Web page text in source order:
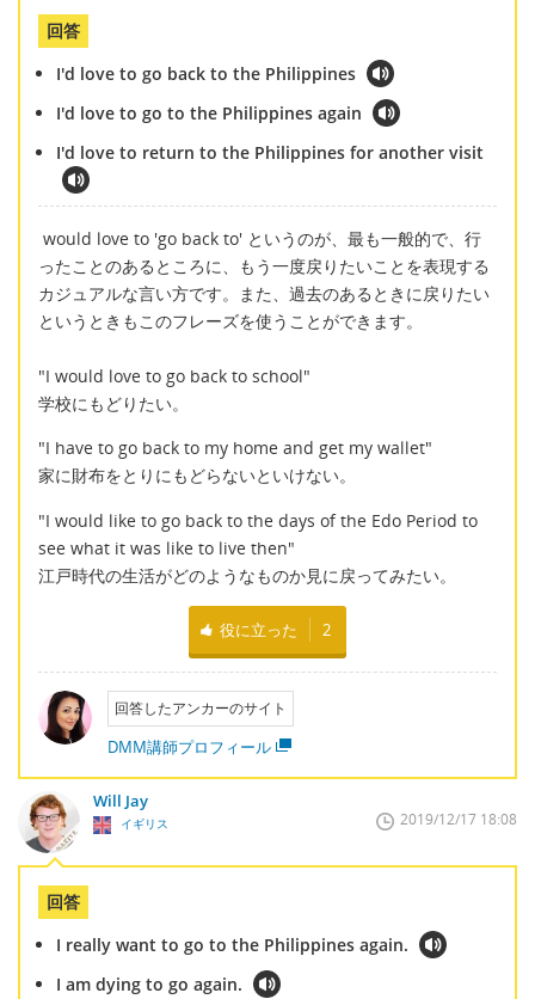
回答
I'd love to go back to the Philippines
I'd love to go to the Philippines again
I'd love to return to the Philippines for another visit
would love to 'go back to' というのが、最も一般的で、行
ったことのあるところに、もう一度戻りたいことを表現する
カジュアルな言い方です。また、過去のあるときに戻りたい
というときもこのフレーズを使うことができます。
"I would love to go back to school"
学校にもどりたい。
"I have to go back to my home and get my wallet"
家に財布をとりにもどらないといけない。
"I would like to go back to the days of the Edo Period to
see what it was like to live then"
江戸時代の生活がどのようなものか見に戻ってみたい。
役に立った 2
回答したアンカーのサイト
DMM講師プロフィール
Will Jay
イギリス 2019/12/17 18:08
回答
I really want to go to the Philippines again.
I am dying to go again.